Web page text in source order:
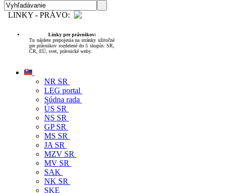
LINKY - PRÁVO:
Linky pre právnikov:
Tu nájdete prepojenia na stránky užitočné
pre právnikov rozdelené do 5 skupín: SR,
ČR, EÚ, svet, právnické weby.
NR SR
LEG portal
Súdna rada
ÚS SR
NS SR
GP SR
MS SR
JA SR
MZV SR
MV SR
SAK
NK SR
SKE